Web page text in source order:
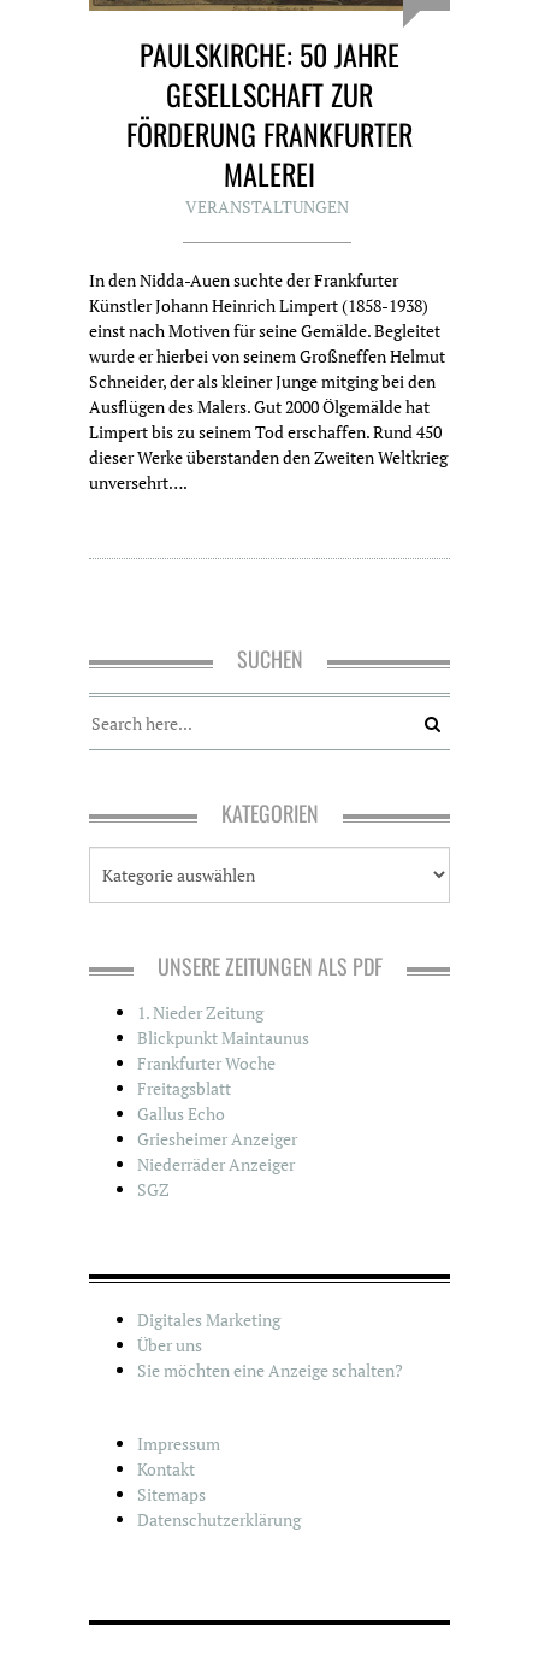
PAULSKIRCHE: 50 JAHRE
GESELLSCHAFT ZUR
FÖRDERUNG FRANKFURTER
MALEREI
VERANSTALTUNGEN
In den Nidda-Auen suchte der Frankfurter
Künstler Johann Heinrich Limpert (1858-1938)
einst nach Motiven für seine Gemälde. Begleitet
wurde er hierbei von seinem Großneffen Helmut
Schneider, der als kleiner Junge mitging bei den
Ausflügen des Malers. Gut 2000 Ölgemälde hat
Limpert bis zu seinem Tod erschaffen. Rund 450
dieser Werke überstanden den Zweiten Weltkrieg
unversehrt….
SUCHEN
KATEGORIEN
t
UNSERE ZEITUNGEN ALS PDF
1. Nieder Zeitung
Blickpunkt Maintaunus
Frankfurter Woche
Freitagsblatt
Gallus Echo
Griesheimer Anzeiger
Niederräder Anzeiger
SGZ
Digitales Marketing
Über uns
Sie möchten eine Anzeige schalten?
Impressum
Kontakt
Sitemaps
Datenschutzerklärung